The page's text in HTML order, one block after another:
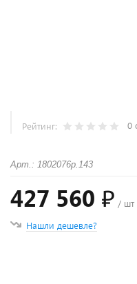
Рейтинг: 0
Арт.: 1802076p.143
427 560 ₽ / шт
Нашли дешевле?